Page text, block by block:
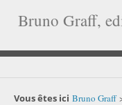
Bruno Graff,
Vous êtes ici Bruno Graff